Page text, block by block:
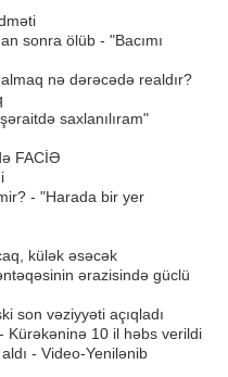
sonra ölüb - "Bacımı
nə dərəcədə realdır?
saxlanılıram"
FACİƏ
- "Harada bir yer
külək əsəcək
ərazisində güclü
son vəziyyəti açıqladı
Kürəkəninə 10 il həbs verildi
- Video-Yenilənib